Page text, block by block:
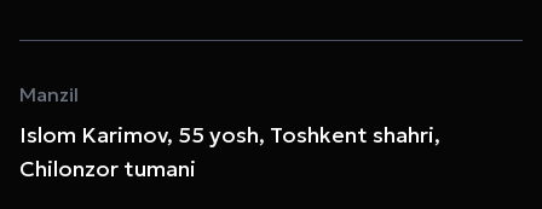
Manzil
Islom Karimov, 55 yosh, Toshkent shahri,
Chilonzor tumani